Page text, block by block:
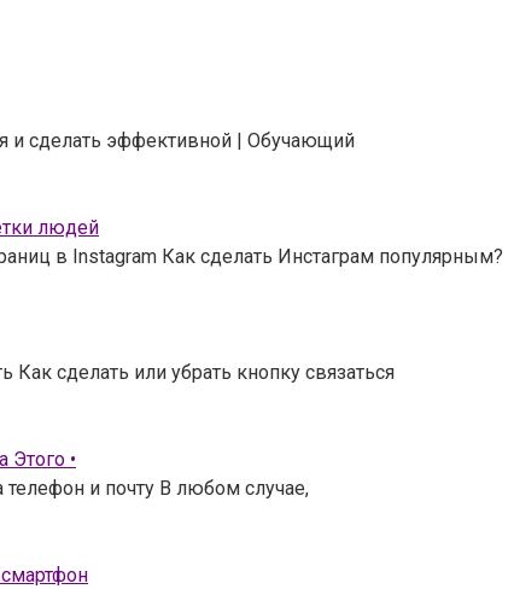
и сделать эффективной | Обучающий
людей
в Instagram Как сделать Инстаграм популярным?
Как сделать или убрать кнопку связаться
Этого •
и почту В любом случае,